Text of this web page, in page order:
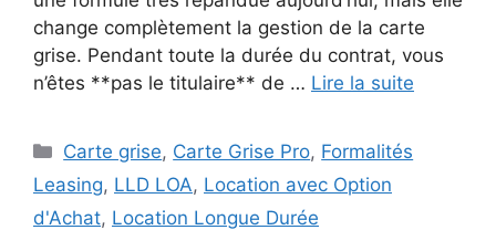
change complètement la gestion de la carte
grise. Pendant toute la durée du contrat, vous
n’êtes **pas le titulaire** de … Lire la suite
Catégories
Carte grise, Carte Grise Pro, Formalités
Leasing, LLD LOA, Location avec Option
d'Achat, Location Longue Durée